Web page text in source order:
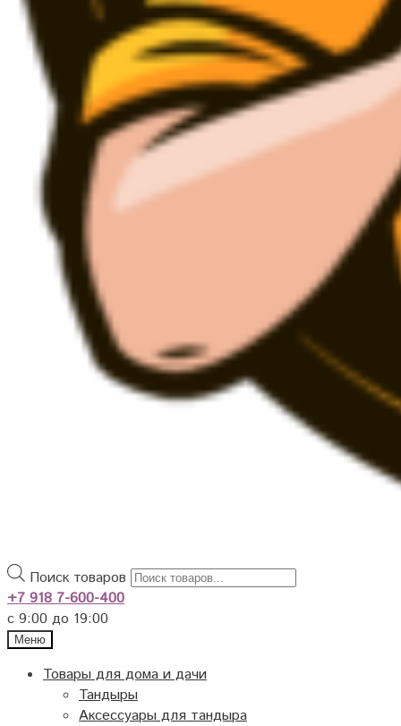
Поиск товаров
+7 918 7-600-400
с 9:00 до 19:00
Меню
Товары для дома и дачи
Тандыры
Аксессуары для тандыра